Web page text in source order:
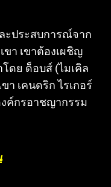
ะประสบการณ์จาก
ขา เขาต้องเผชิญ
ดย ด็อบส์ (ไมเคิล
เคนดริก ไรเกอร์
ค์กรอาชญากรรม